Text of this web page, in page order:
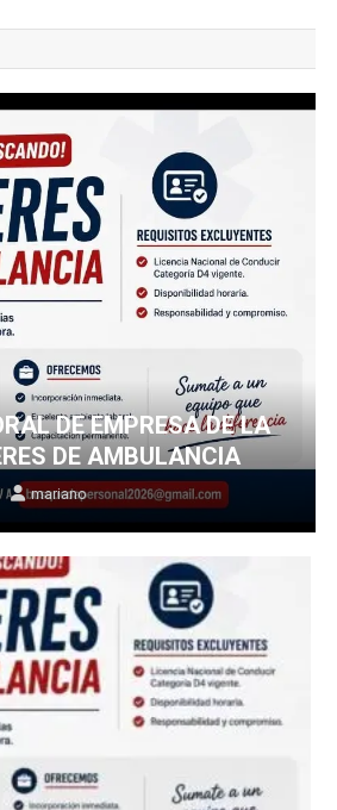
DE EMPRESA DE LA
DE AMBULANCIA
mariano